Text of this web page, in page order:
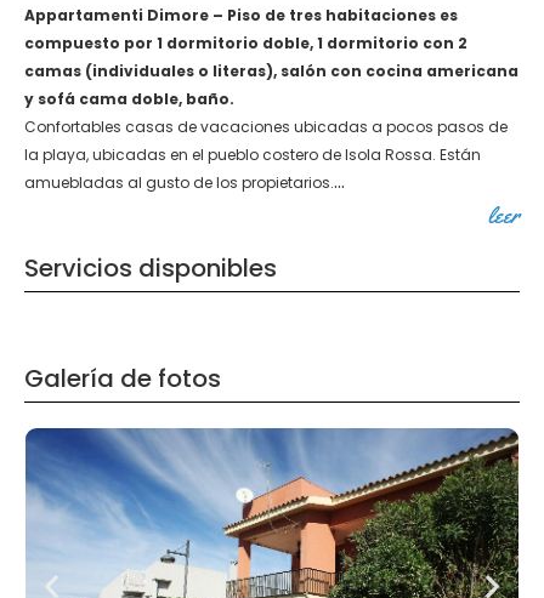
Appartamenti Dimore – Piso de tres habitaciones es
compuesto por 1 dormitorio doble, 1 dormitorio con 2
camas (individuales o literas), salón con cocina americana
y sofá cama doble, baño.
Confortables casas de vacaciones ubicadas a pocos pasos de
la playa, ubicadas en el pueblo costero de Isola Rossa. Están
amuebladas al gusto de los propietarios....
leer
Servicios disponibles
Galería de fotos